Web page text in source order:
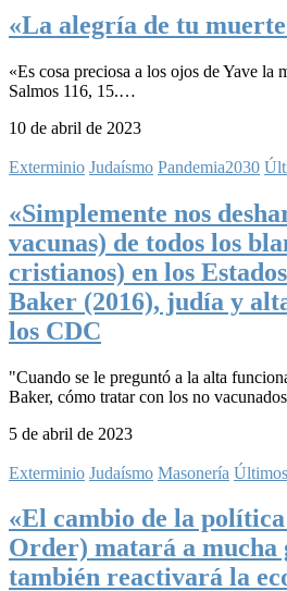
«La alegría de tu
«Es cosa preciosa a los ojos de Yave la
Salmos 116, 15.…
10 de abril de 2023
Exterminio Judaísmo Pandemia2030
«Simplemente nos
vacunas) de todos los
cristianos) en los
Baker (2016), judía y
los CDC
"Cuando se le preguntó a la alta
Baker, cómo tratar con los no
5 de abril de 2023
Exterminio Judaísmo Masonería
«El cambio de la
Order) matará a mucha
también reactivará la